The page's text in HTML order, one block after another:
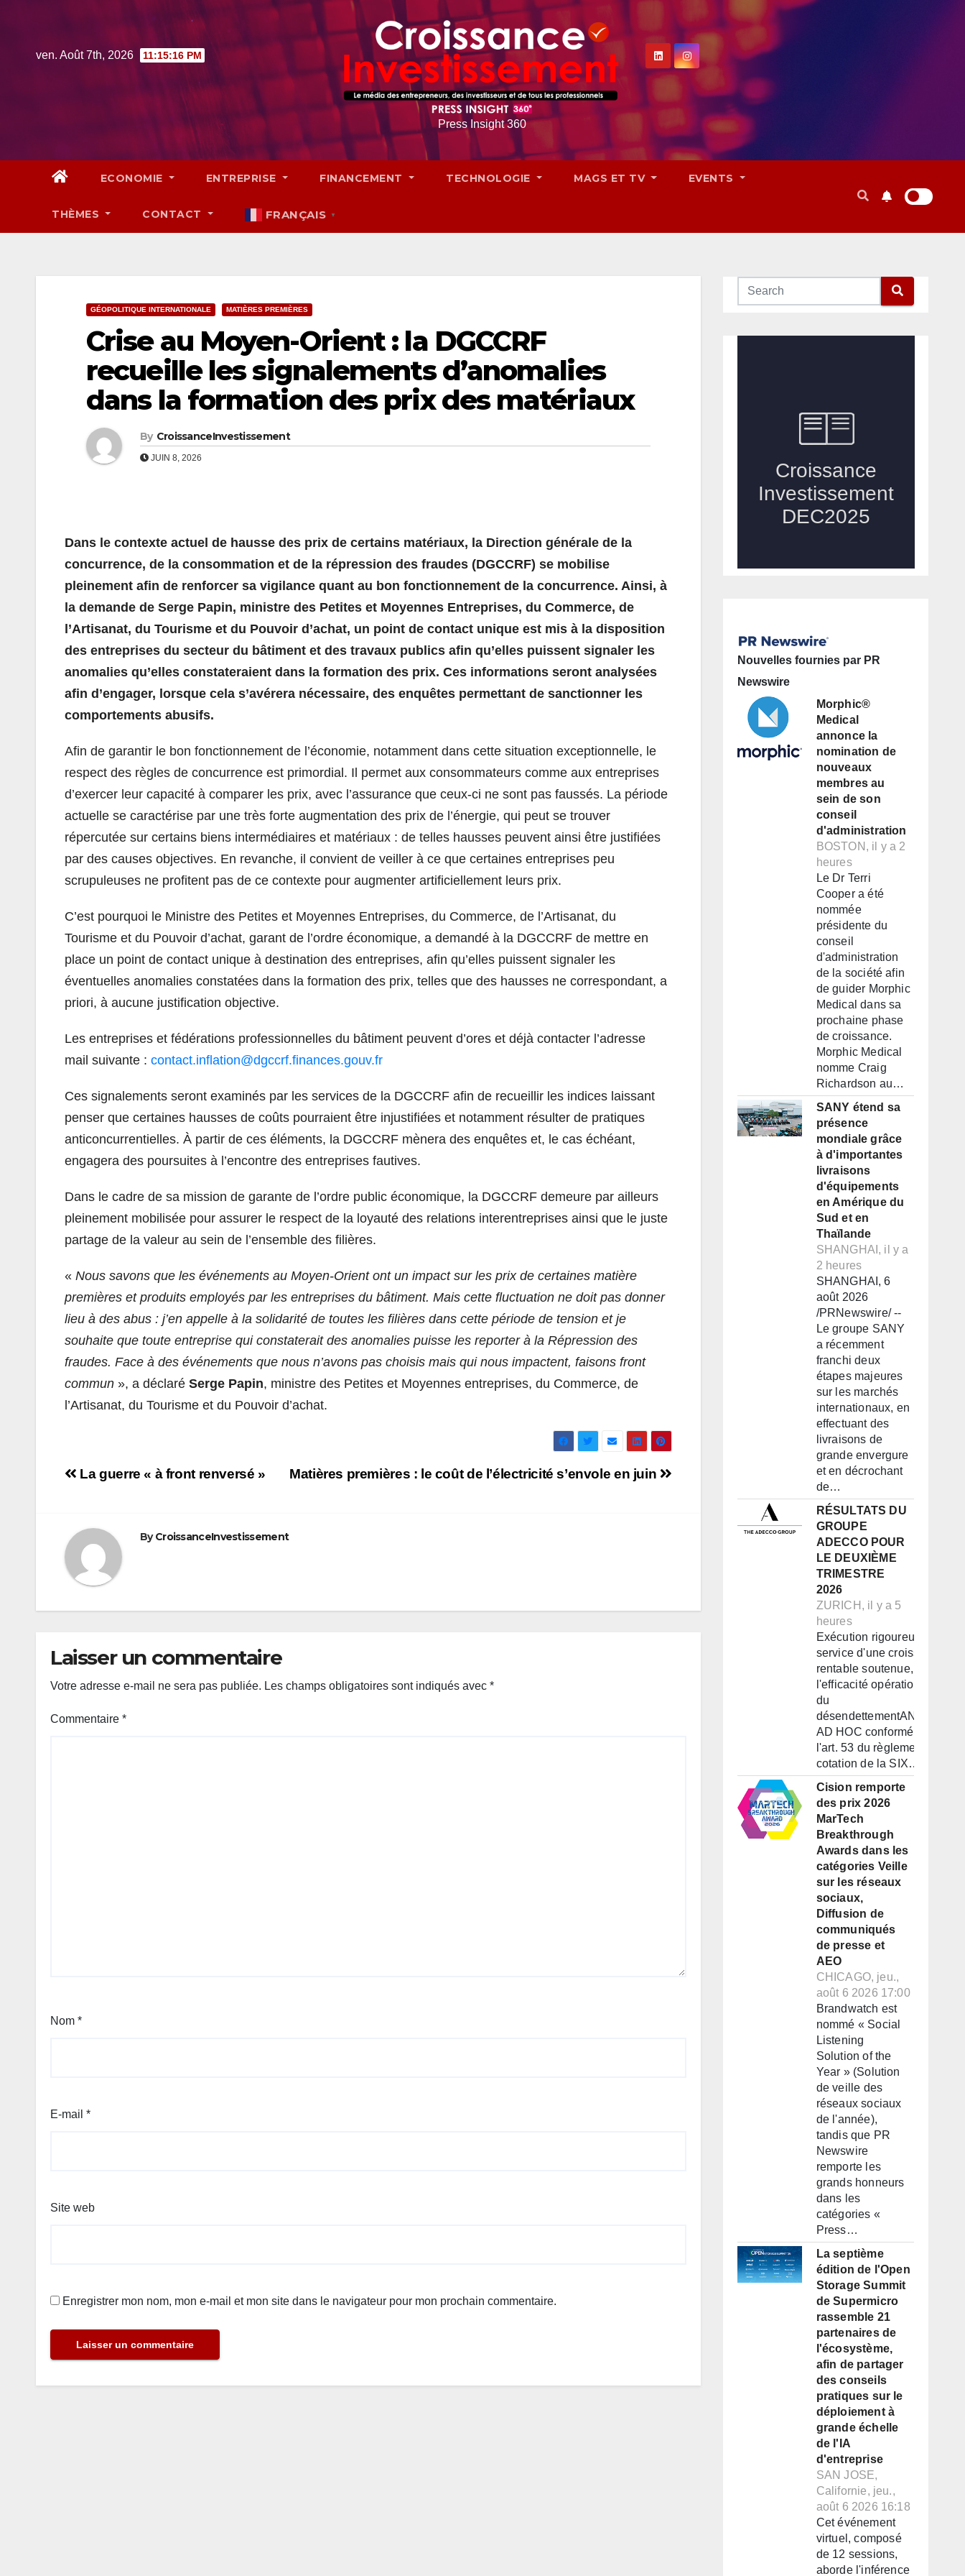
contentven. Août 7th, 2026 11:15:17 PM
Press Insight 360
ECONOMIE ENTREPRISE FINANCEMENT TECHNOLOGIE MAGS ET TV EVENTS
THÈMES CONTACT FRANÇAIS ▼
GÉOPOLITIQUE INTERNATIONALE MATIÈRES PREMIÈRES
Crise au Moyen-Orient : la DGCCRF
recueille les signalements d’anomalies
dans la formation des prix des matériaux
By CroissanceInvestissement
JUIN 8, 2026
Dans le contexte actuel de hausse des prix de certains matériaux, la Direction générale de la
concurrence, de la consommation et de la répression des fraudes (DGCCRF) se mobilise
pleinement afin de renforcer sa vigilance quant au bon fonctionnement de la concurrence. Ainsi, à
la demande de Serge Papin, ministre des Petites et Moyennes Entreprises, du Commerce, de
l’Artisanat, du Tourisme et du Pouvoir d’achat, un point de contact unique est mis à la disposition
des entreprises du secteur du bâtiment et des travaux publics afin qu’elles puissent signaler les
anomalies qu’elles constateraient dans la formation des prix. Ces informations seront analysées
afin d’engager, lorsque cela s’avérera nécessaire, des enquêtes permettant de sanctionner les
comportements abusifs.
Afin de garantir le bon fonctionnement de l’économie, notamment dans cette situation exceptionnelle, le
respect des règles de concurrence est primordial. Il permet aux consommateurs comme aux entreprises
d’exercer leur capacité à comparer les prix, avec l’assurance que ceux-ci ne sont pas faussés. La période
actuelle se caractérise par une très forte augmentation des prix de l’énergie, qui peut se trouver
répercutée sur certains biens intermédiaires et matériaux : de telles hausses peuvent ainsi être justifiées
par des causes objectives. En revanche, il convient de veiller à ce que certaines entreprises peu
scrupuleuses ne profitent pas de ce contexte pour augmenter artificiellement leurs prix.
C’est pourquoi le Ministre des Petites et Moyennes Entreprises, du Commerce, de l’Artisanat, du
Tourisme et du Pouvoir d’achat, garant de l’ordre économique, a demandé à la DGCCRF de mettre en
place un point de contact unique à destination des entreprises, afin qu’elles puissent signaler les
éventuelles anomalies constatées dans la formation des prix, telles que des hausses ne correspondant, a
priori, à aucune justification objective.
Les entreprises et fédérations professionnelles du bâtiment peuvent d’ores et déjà contacter l’adresse
mail suivante : contact.inflation@dgccrf.finances.gouv.fr
Ces signalements seront examinés par les services de la DGCCRF afin de recueillir les indices laissant
penser que certaines hausses de coûts pourraient être injustifiées et notamment résulter de pratiques
anticoncurrentielles. À partir de ces éléments, la DGCCRF mènera des enquêtes et, le cas échéant,
engagera des poursuites à l’encontre des entreprises fautives.
Dans le cadre de sa mission de garante de l’ordre public économique, la DGCCRF demeure par ailleurs
pleinement mobilisée pour assurer le respect de la loyauté des relations interentreprises ainsi que le juste
partage de la valeur au sein de l’ensemble des filières.
« Nous savons que les événements au Moyen-Orient ont un impact sur les prix de certaines matière
premières et produits employés par les entreprises du bâtiment. Mais cette fluctuation ne doit pas donner
lieu à des abus : j’en appelle à la solidarité de toutes les filières dans cette période de tension et je
souhaite que toute entreprise qui constaterait des anomalies puisse les reporter à la Répression des
fraudes. Face à des événements que nous n’avons pas choisis mais qui nous impactent, faisons front
commun », a déclaré Serge Papin, ministre des Petites et Moyennes entreprises, du Commerce, de
l’Artisanat, du Tourisme et du Pouvoir d’achat.
Navigation
l’article
Matières premières : le coût de l’électricité s’envole en juin
La guerre « à front renversé »
ByCroissanceInvestissement
Laisser un commentaire
Votre adresse e-mail ne sera pas publiée. Les champs obligatoires sont indiqués avec *
Commentaire *
Nom *
E-mail *
Site web
Enregistrer mon nom, mon e-mail et mon site dans le navigateur pour mon prochain commentaire.
Nouvelles fournies par PR
Newswire
Morphic®
Medical
annonce la
nomination de
nouveaux
membres au
sein de son
conseil
d'administration
BOSTON, il y a 2
heures
Le Dr Terri
Cooper a été
nommée
présidente du
conseil
d'administration
de la société afin
de guider Morphic
Medical dans sa
prochaine phase
de croissance.
Morphic Medical
nomme Craig
Richardson au…
SANY étend sa
présence
mondiale grâce
à d'importantes
livraisons
d'équipements
en Amérique du
Sud et en
Thaïlande
SHANGHAI, il y a
2 heures
SHANGHAI, 6
août 2026
/PRNewswire/ --
Le groupe SANY
a récemment
franchi deux
étapes majeures
sur les marchés
internationaux, en
effectuant des
livraisons de
grande envergure
et en décrochant
de…
RÉSULTATS DU
GROUPE
ADECCO POUR
LE DEUXIÈME
TRIMESTRE
2026
ZURICH, il y a 5
heures
Exécution rigoureuse au
service d'une croissance
rentable soutenue, de
l'efficacité opérationnelle et
du
désendettementANNONCE
AD HOC conformément à
l'art. 53 du règlement de
cotation de la SIX…
Cision remporte
des prix 2026
MarTech
Breakthrough
Awards dans les
catégories Veille
sur les réseaux
sociaux,
Diffusion de
communiqués
de presse et
AEO
CHICAGO, jeu.,
août 6 2026 17:00
Brandwatch est
nommé « Social
Listening
Solution of the
Year » (Solution
de veille des
réseaux sociaux
de l'année),
tandis que PR
Newswire
remporte les
grands honneurs
dans les
catégories «
Press…
La septième
édition de l'Open
Storage Summit
de Supermicro
rassemble 21
partenaires de
l'écosystème,
afin de partager
des conseils
pratiques sur le
déploiement à
grande échelle
de l'IA
d'entreprise
SAN JOSE,
Californie, jeu.,
août 6 2026 16:18
Cet événement
virtuel, composé
de 12 sessions,
aborde l'inférence